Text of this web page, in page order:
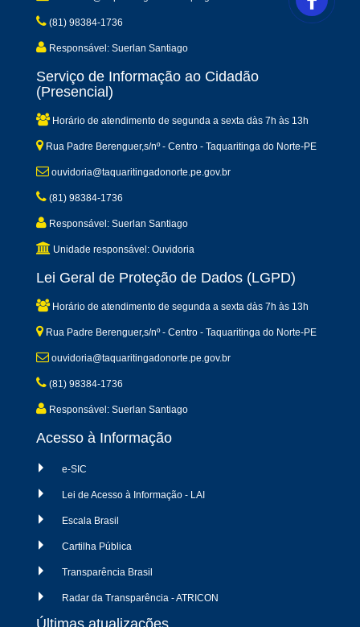
(81) 98384-1736
Responsável: Suerlan Santiago
Serviço de Informação ao Cidadão
(Presencial)
Horário de atendimento de segunda a sexta dàs 7h às 13h
Rua Padre Berenguer,s/nº - Centro - Taquaritinga do Norte-PE
ouvidoria@taquaritingadonorte.pe.gov.br
(81) 98384-1736
Responsável: Suerlan Santiago
Unidade responsável: Ouvidoria
Lei Geral de Proteção de Dados (LGPD)
Horário de atendimento de segunda a sexta dàs 7h às 13h
Rua Padre Berenguer,s/nº - Centro - Taquaritinga do Norte-PE
ouvidoria@taquaritingadonorte.pe.gov.br
(81) 98384-1736
Responsável: Suerlan Santiago
Acesso à Informação
e-SIC
Lei de Acesso à Informação - LAI
Escala Brasil
Cartilha Pública
Transparência Brasil
Radar da Transparência - ATRICON